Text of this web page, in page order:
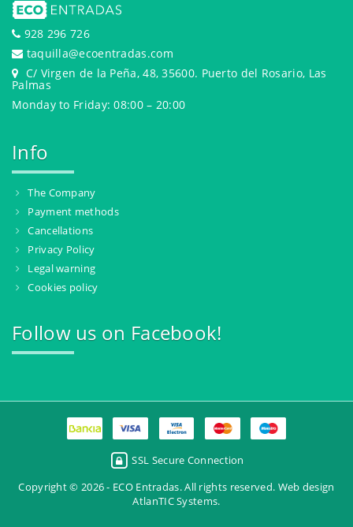
928 296 726
taquilla@ecoentradas.com
C/ Virgen de la Peña, 48, 35600. Puerto del Rosario, Las
Palmas
Monday to Friday: 08:00 – 20:00
Info
The Company
Payment methods
Cancellations
Privacy Policy
Legal warning
Cookies policy
Follow us on Facebook!
SSL Secure Connection
Copyright © 2026 - ECO Entradas. All rights reserved. Web design
AtlanTIC Systems.